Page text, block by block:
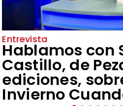
Entrevista
Hablamos con
Castillo, de
ediciones,
Invierno